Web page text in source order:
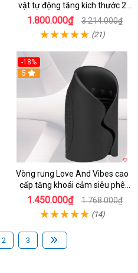
vật tự động tăng kích thước 2
trong 1
1.800.000₫ 3.214.000₫
(21)
-18%
5
Vòng rung Love And Vibes cao
cấp tăng khoái cảm siêu phê
chính hãng
1.450.000₫ 1.768.000₫
(14)
2 3